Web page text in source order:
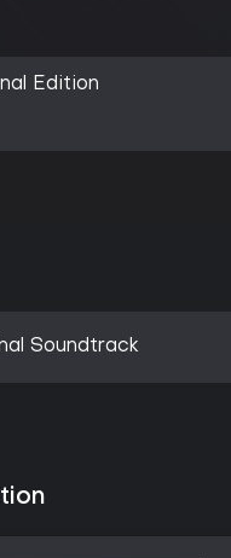
Edition
Soundtrack